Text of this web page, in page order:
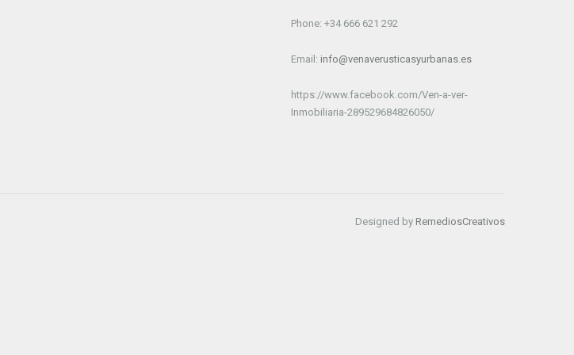
Phone: +34 666 621 292
Email: info@venaverusticasyurbanas.es
https://www.facebook.com/Ven-a-ver-
Inmobiliaria-289529684826050/
Designed by RemediosCreativos